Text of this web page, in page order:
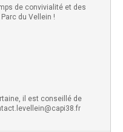
de convivialité et des
du Vellein !
il est conseillé de